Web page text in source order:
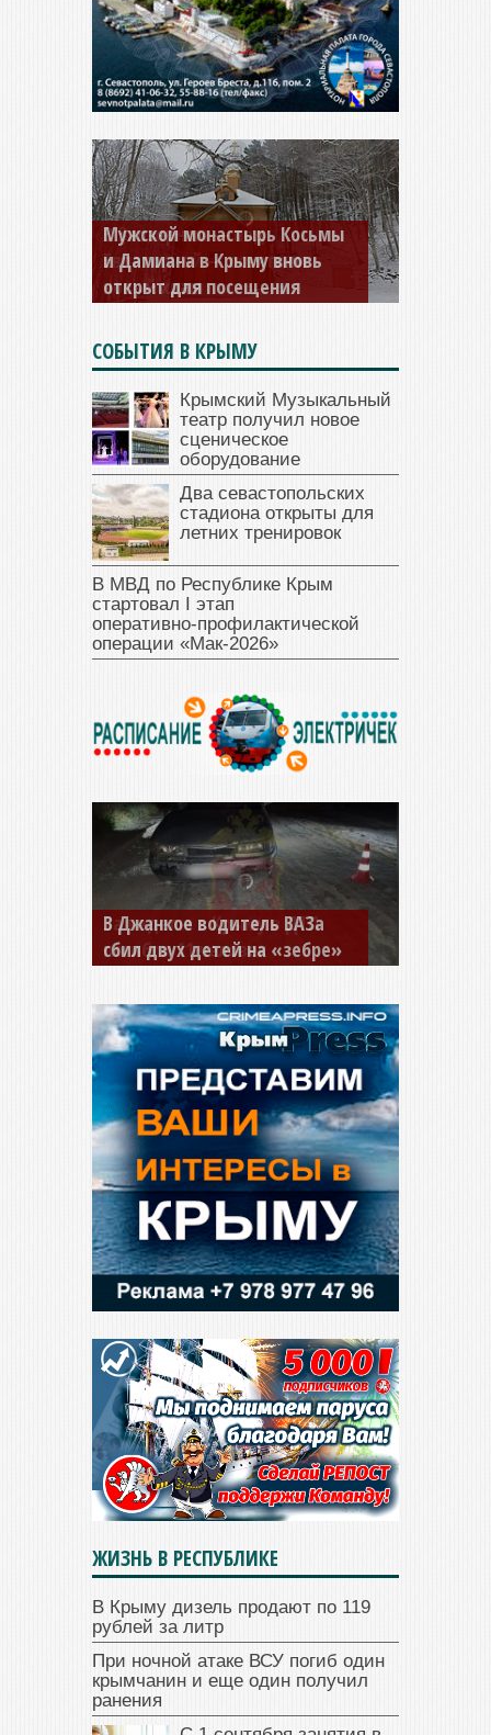
Мужской монастырь Косьмы
и Дамиана в Крыму вновь
открыт для посещения
СОБЫТИЯ В КРЫМУ
Крымский Музыкальный
театр получил новое
сценическое
оборудование
Два севастопольских
стадиона открыты для
летних тренировок
В МВД по Республике Крым
стартовал I этап
оперативно‑профилактической
операции «Мак‑2026»
В Джанкое водитель ВАЗа
сбил двух детей на «зебре»
ЖИЗНЬ В РЕСПУБЛИКЕ
В Крыму дизель продают по 119
рублей за литр
При ночной атаке ВСУ погиб один
крымчанин и еще один получил
ранения